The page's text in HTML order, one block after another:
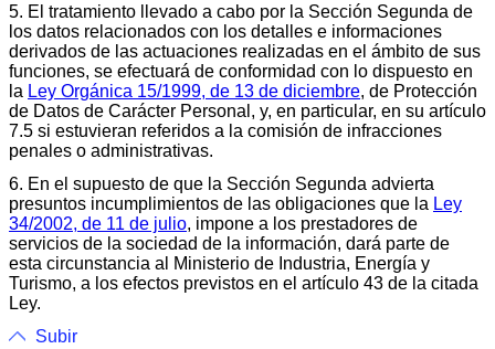
5. El tratamiento llevado a cabo por la Sección Segunda de
los datos relacionados con los detalles e informaciones
derivados de las actuaciones realizadas en el ámbito de sus
funciones, se efectuará de conformidad con lo dispuesto en
la Ley Orgánica 15/1999, de 13 de diciembre, de Protección
de Datos de Carácter Personal, y, en particular, en su artículo
7.5 si estuvieran referidos a la comisión de infracciones
penales o administrativas.
6. En el supuesto de que la Sección Segunda advierta
presuntos incumplimientos de las obligaciones que la Ley
34/2002, de 11 de julio, impone a los prestadores de
servicios de la sociedad de la información, dará parte de
esta circunstancia al Ministerio de Industria, Energía y
Turismo, a los efectos previstos en el artículo 43 de la citada
Ley.
Subir